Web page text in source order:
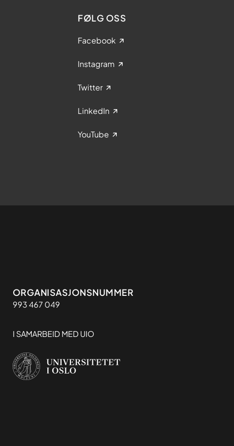
FØLG OSS
Facebook
Instagram
Twitter
LinkedIn
YouTube
Organisasjon
ORGANISASJONSNUMMER
993 467 049
I SAMARBEID MED UIO